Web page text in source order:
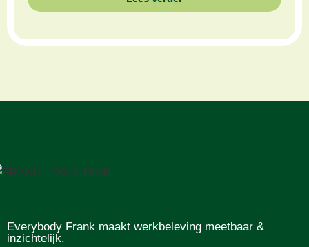
Everybody Frank maakt werkbeleving meetbaar &
inzichtelijk.